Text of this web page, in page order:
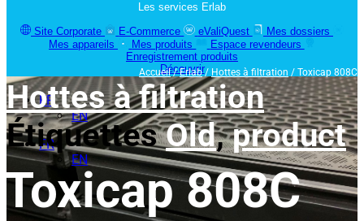
Les services Erlab
Site Corporate
E-Commerce eValiQuest
Mes dossiers
Mes appareils
Mes produits
Espace revendeurs
Enregistrement produits
Découvrir
FR
EN
FR
EN
Accueil/Erlab/ Hottes à filtration / Toxicap 808C
Hottes à filtration
Étiquettes Old,product
Toxicap 808C